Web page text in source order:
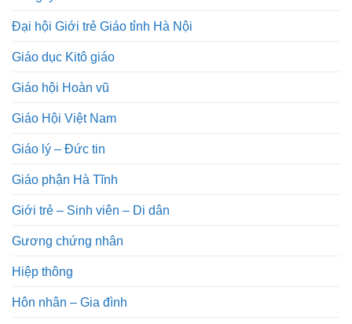
Đại hội Giới trẻ Giáo tỉnh Hà Nội
Giáo dục Kitô giáo
Giáo hội Hoàn vũ
Giáo Hội Việt Nam
Giáo lý – Đức tin
Giáo phận Hà Tĩnh
Giới trẻ – Sinh viên – Di dân
Gương chứng nhân
Hiệp thông
Hôn nhân – Gia đình